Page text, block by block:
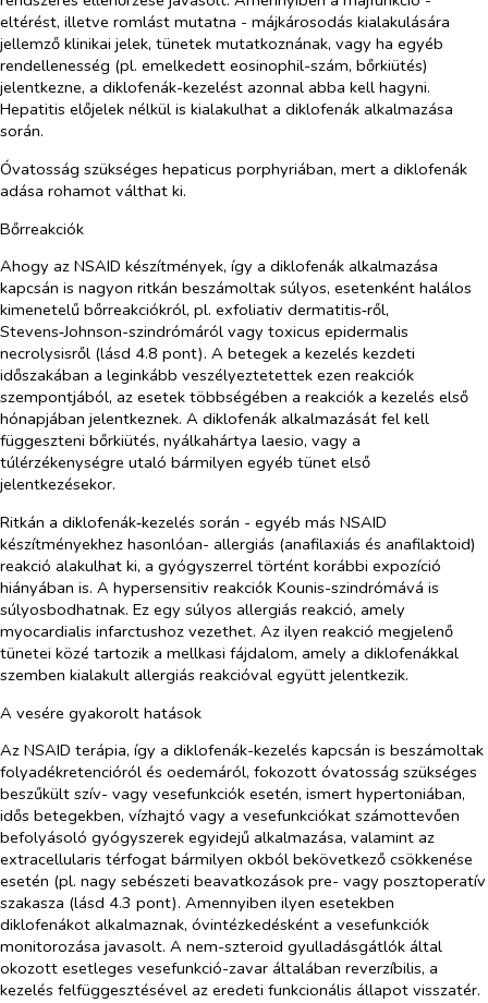
eltérést, illetve romlást mutatna - májkárosodás kialakulására
jellemző klinikai jelek, tünetek mutatkoznának, vagy ha egyéb
rendellenesség (pl. emelkedett eosinophil-szám, bőrkiütés)
jelentkezne, a diklofenák-kezelést azonnal abba kell hagyni.
Hepatitis előjelek nélkül is kialakulhat a diklofenák alkalmazása
során.
Óvatosság szükséges hepaticus porphyriában, mert a diklofenák
adása rohamot válthat ki.
Bőrreakciók
Ahogy az NSAID készítmények, így a diklofenák alkalmazása
kapcsán is nagyon ritkán beszámoltak súlyos, esetenként halálos
kimenetelű bőrreakciókról, pl. exfoliativ dermatitis‑ről,
Stevens‑Johnson-szindrómáról vagy toxicus epidermalis
necrolysisről (lásd 4.8 pont). A betegek a kezelés kezdeti
időszakában a leginkább veszélyeztetettek ezen reakciók
szempontjából, az esetek többségében a reakciók a kezelés első
hónapjában jelentkeznek. A diklofenák alkalmazását fel kell
függeszteni bőrkiütés, nyálkahártya laesio, vagy a
túlérzékenységre utaló bármilyen egyéb tünet első
jelentkezésekor.
Ritkán a diklofenák‑kezelés során - egyéb más NSAID
készítményekhez hasonlóan- allergiás (anafilaxiás és anafilaktoid)
reakció alakulhat ki, a gyógyszerrel történt korábbi expozíció
hiányában is. A hypersensitiv reakciók Kounis-szindrómává is
súlyosbodhatnak. Ez egy súlyos allergiás reakció, amely
myocardialis infarctushoz vezethet. Az ilyen reakció megjelenő
tünetei közé tartozik a mellkasi fájdalom, amely a diklofenákkal
szemben kialakult allergiás reakcióval együtt jelentkezik.
A vesére gyakorolt hatások
Az NSAID terápia, így a diklofenák-kezelés kapcsán is beszámoltak
folyadékretencióról és oedemáról, fokozott óvatosság szükséges
beszűkült szív- vagy vesefunkciók esetén, ismert hypertoniában,
idős betegekben, vízhajtó vagy a vesefunkciókat számottevően
befolyásoló gyógyszerek egyidejű alkalmazása, valamint az
extracellularis térfogat bármilyen okból bekövetkező csökkenése
esetén (pl. nagy sebészeti beavatkozások pre- vagy posztoperatív
szakasza (lásd 4.3 pont). Amennyiben ilyen esetekben
diklofenákot alkalmaznak, óvintézkedésként a vesefunkciók
monitorozása javasolt. A nem-szteroid gyulladásgátlók által
okozott esetleges vesefunkció-zavar általában reverzíbilis, a
kezelés felfüggesztésével az eredeti funkcionális állapot visszatér.